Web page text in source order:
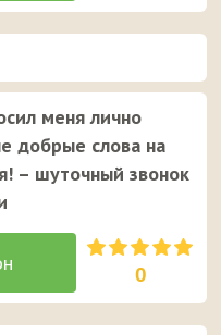
меня лично
добрые слова на
– шуточный звонок
0